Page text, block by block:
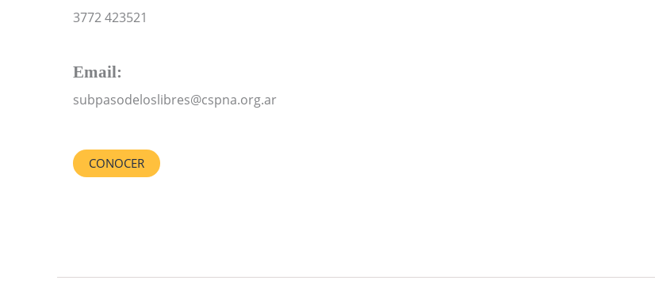
3772 423521
Email:
subpasodeloslibres@cspna.org.ar
CONOCER